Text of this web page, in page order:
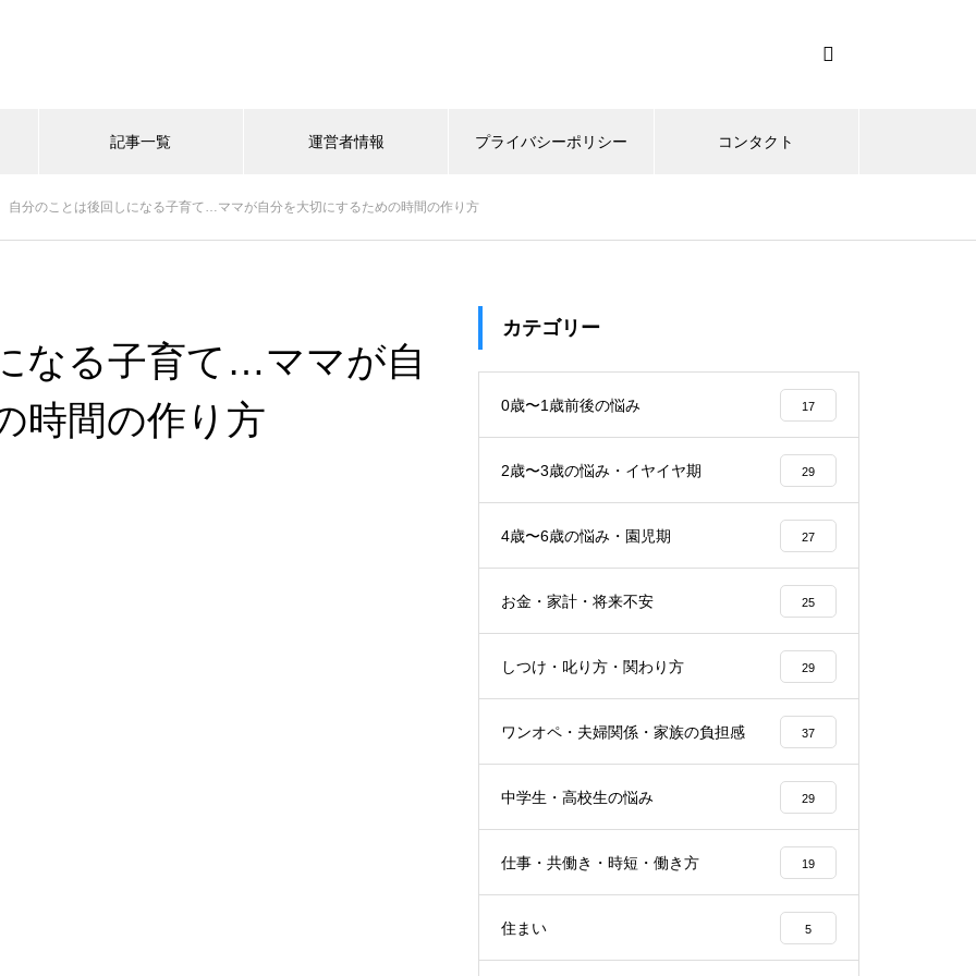
記事一覧 運営者情報 プライバシーポリシー コンタクト
自分のことは後回しになる子育て…ママが自分を大切にするための時間の作り方
なる子育て…ママが自
時間の作り方
カテゴリー
0歳〜1歳前後の悩み 17
2歳〜3歳の悩み・イヤイヤ期 29
4歳〜6歳の悩み・園児期 27
お金・家計・将来不安 25
しつけ・叱り方・関わり方 29
ワンオペ・夫婦関係・家族の負担感 37
中学生・高校生の悩み 29
仕事・共働き・時短・働き方 19
住まい 5